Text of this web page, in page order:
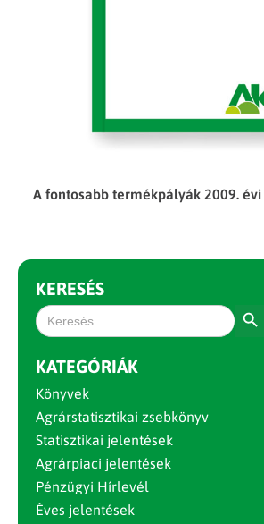
A fontosabb termékpályák 2009.
KERESÉS
Search
for:
KATEGÓRIÁK
Könyvek
Agrárstatisztikai zsebkönyv
Statisztikai jelentések
Agrárpiaci jelentések
Pénzügyi Hírlevél
Éves jelentések